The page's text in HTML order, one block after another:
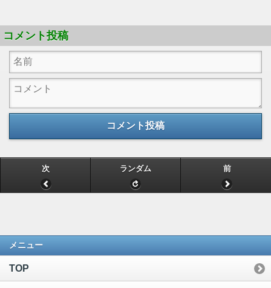
コメント投稿
コメント投稿
次 ランダム 前
メニュー
TOP